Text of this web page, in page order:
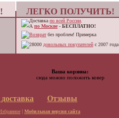
ЛЕГКО ПОЛУЧИТЬ!
Доставка по всей России
А по Москве - БЕСПЛАТНО!
Возвратбез проблем! Примерка
28000 довольных покупателей с 2007 года
Отзывы
| Мобильная версия сайта
Ваша корзина:
сюда можно положить ковер